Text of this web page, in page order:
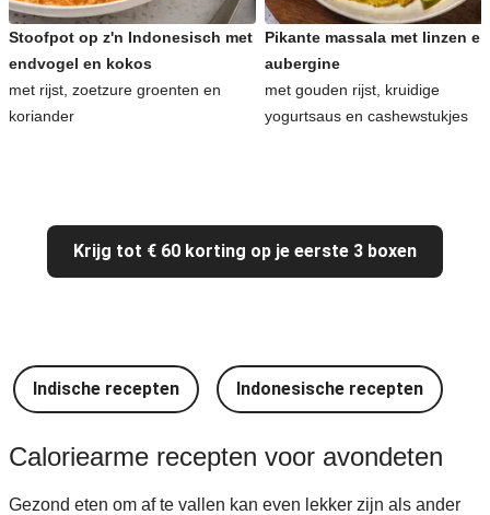
Stoofpot op z'n Indonesisch met
endvogel en kokos
met rijst, zoetzure groenten en
koriander
Pikante massala met linzen en
aubergine
met gouden rijst, kruidige
yogurtsaus en cashewstukjes
Krijg tot € 60 korting op je eerste 3 boxen
Indische recepten Indonesische recepten
Caloriearme recepten voor avondeten
Gezond eten om af te vallen kan even lekker zijn als ander